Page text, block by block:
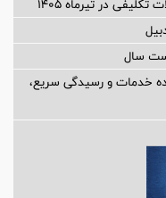
خدمات و رسیدگی سریع،